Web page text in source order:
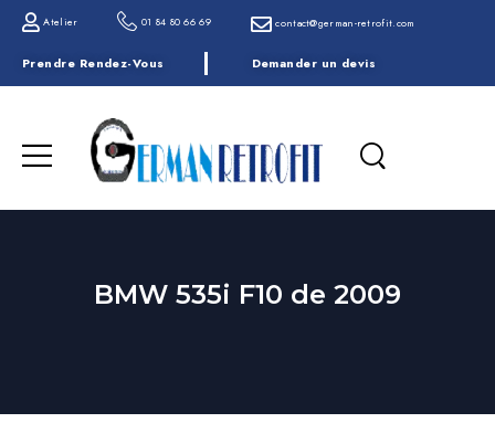
Atelier 01 84 80 66 69 contact@german-retrofit.com
Prendre Rendez-Vous Demander un devis
BMW 535i F10 de 2009